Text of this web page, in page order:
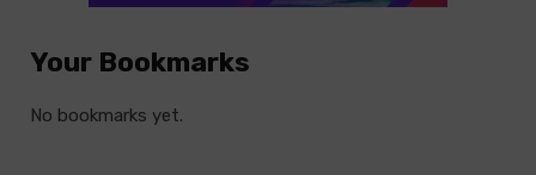
Your Bookmarks
No bookmarks yet.